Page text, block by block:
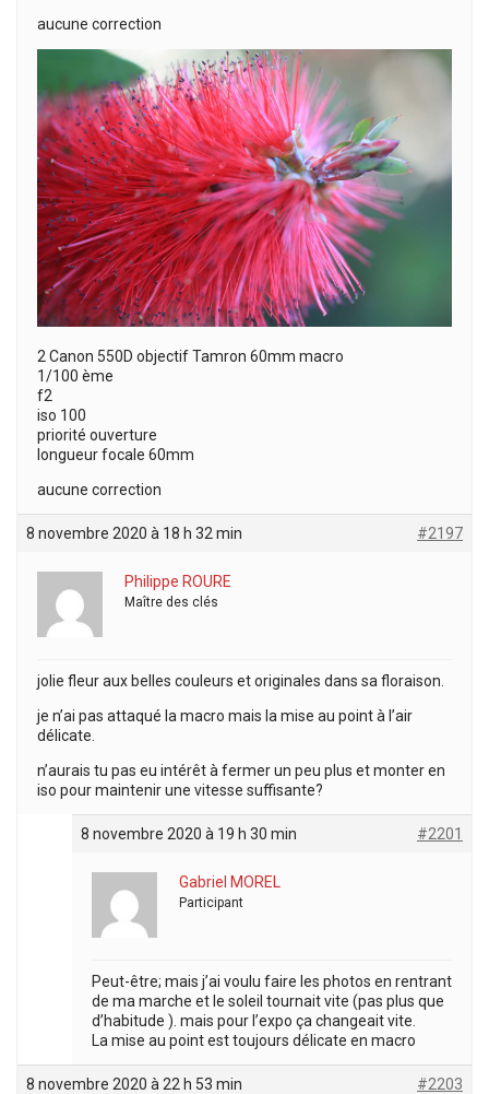
aucune correction
2 Canon 550D objectif Tamron 60mm macro
1/100 ème
f2
iso 100
priorité ouverture
longueur focale 60mm
aucune correction
8 novembre 2020 à 18 h 32 min #2197
Philippe ROURE
Maître des clés
jolie fleur aux belles couleurs et originales dans sa floraison.
je n’ai pas attaqué la macro mais la mise au point à l’air
délicate.
n’aurais tu pas eu intérêt à fermer un peu plus et monter en
iso pour maintenir une vitesse suffisante?
8 novembre 2020 à 19 h 30 min #2201
Gabriel MOREL
Participant
Peut-être; mais j’ai voulu faire les photos en rentrant
de ma marche et le soleil tournait vite (pas plus que
d’habitude ). mais pour l’expo ça changeait vite.
La mise au point est toujours délicate en macro
8 novembre 2020 à 22 h 53 min #2203